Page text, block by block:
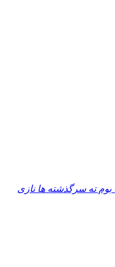
بوم ته سرگذشته ها نازی